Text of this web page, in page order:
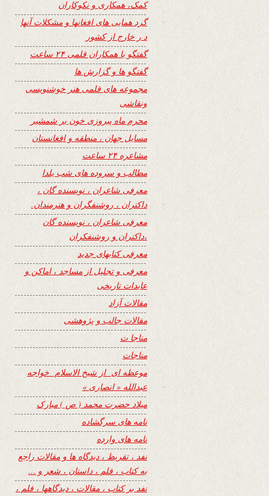
کمک، همکاری و نکوکاران
گرد همایی های افغانها و مشکلات آنها
د ر خارج از کشور
گفتگو با همکاران قلمی ۲۴ ساعت
گفتگو ها و گزارش ها
مجموعه های قلمی هنر خوشنویسی
ونقاشی
محرم ماه پیروزی خون بر شمشیر
مسایل جهان ، منطقه و افغانستان
مشاعره ۲۴ ساعت
مطالب و سروده های شب یلدا
معرفی شاعران ، نویسنده گان ،
داکتران ، روشنفگران و هنرمندان.
معرفی شاعران ، نویسنده گان
،داکتران و روشنفکران
معرفی کتابهای جدید
معرفی و تجلیل از مساجد ، اماکن و
عابدات تاریخی
مقالات آزاد
مقالات جالب و پژوهشی
مناجا ت
مناجات
موعظه ای از شیخ الاسلام خواجه
عبدالله « انصاری »
میلاد حضرت محمد ( ص ) مبارک
نامه های سرگشاده
نامه های وارده
نفد ، تقریظ ، دیدگاه ها و مقالات راجع
به کتاب ، فلم ، داستان ، شعر و …
نفد بر کتاب ، مقالات ، دیدگاهها ، فلم ،